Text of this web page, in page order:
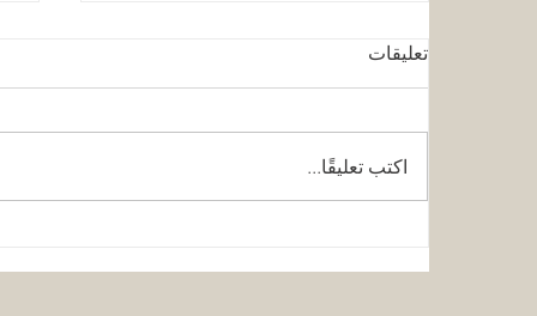
تعليقات
اكتب تعليقًا...